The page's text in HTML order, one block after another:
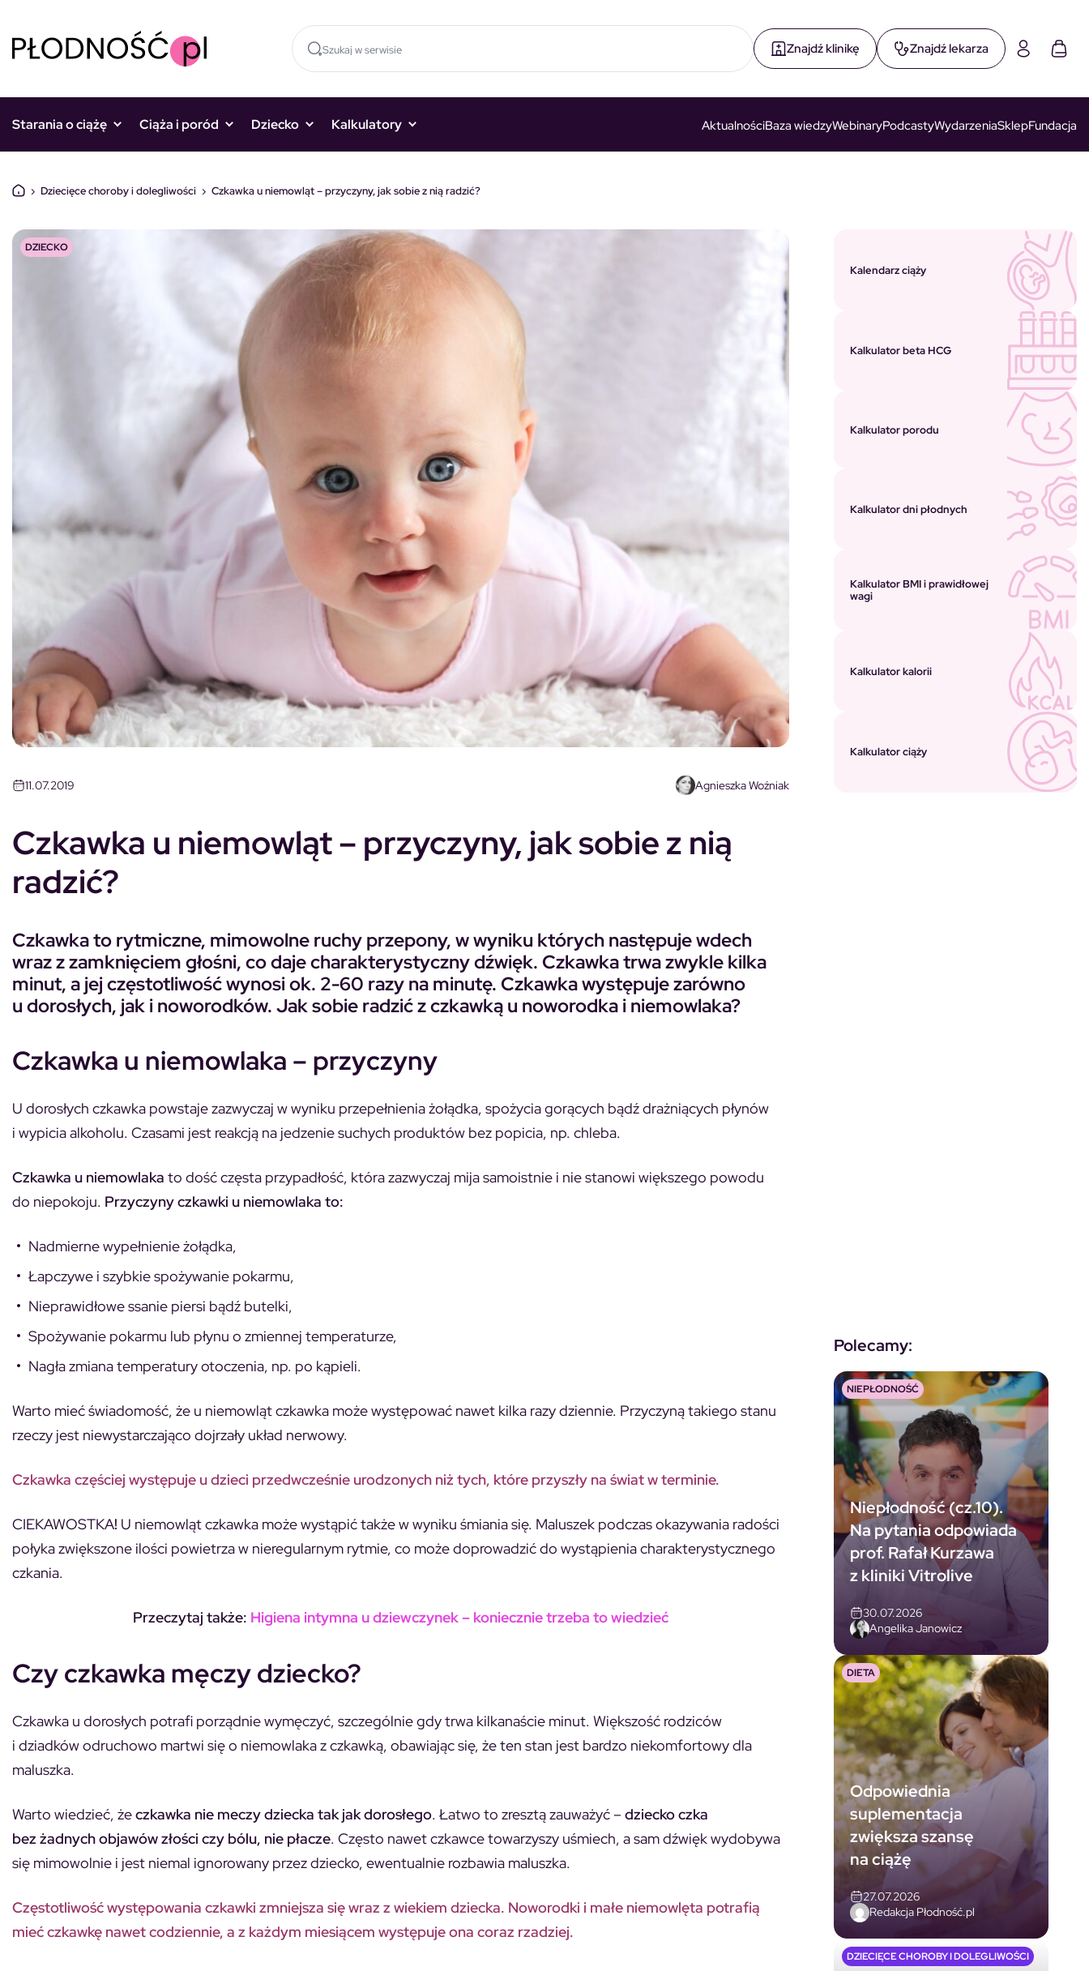
Znajdź klinikę Znajdź lekarza
Starania o ciążę Ciąża i poród Dziecko Kalkulatory AktualnościBaza wiedzyWebinaryPodcastyWydarzeniaSklepFundacja
› Dziecięce choroby i dolegliwości › Czkawka u niemowląt – przyczyny, jak sobie z nią radzić?
DZIECKO
11.07.2019 Agnieszka Woźniak
Czkawka u niemowląt – przyczyny, jak sobie z nią
radzić?
Czkawka to rytmiczne, mimowolne ruchy przepony, w wyniku których następuje wdech
wraz z zamknięciem głośni, co daje charakterystyczny dźwięk. Czkawka trwa zwykle kilka
minut, a jej częstotliwość wynosi ok. 2-60 razy na minutę. Czkawka występuje zarówno
u dorosłych, jak i noworodków. Jak sobie radzić z czkawką u noworodka i niemowlaka?
Czkawka u niemowlaka – przyczyny
U dorosłych czkawka powstaje zazwyczaj w wyniku przepełnienia żołądka, spożycia gorących bądź drażniących płynów
i wypicia alkoholu. Czasami jest reakcją na jedzenie suchych produktów bez popicia, np. chleba.
Czkawka u niemowlaka to dość częsta przypadłość, która zazwyczaj mija samoistnie i nie stanowi większego powodu
do niepokoju. Przyczyny czkawki u niemowlaka to:
Nadmierne wypełnienie żołądka,
Łapczywe i szybkie spożywanie pokarmu,
Nieprawidłowe ssanie piersi bądź butelki,
Spożywanie pokarmu lub płynu o zmiennej temperaturze,
Nagła zmiana temperatury otoczenia, np. po kąpieli.
Warto mieć świadomość, że u niemowląt czkawka może występować nawet kilka razy dziennie. Przyczyną takiego stanu
rzeczy jest niewystarczająco dojrzały układ nerwowy.
Czkawka częściej występuje u dzieci przedwcześnie urodzonych niż tych, które przyszły na świat w terminie.
CIEKAWOSTKA! U niemowląt czkawka może wystąpić także w wyniku śmiania się. Maluszek podczas okazywania radości
połyka zwiększone ilości powietrza w nieregularnym rytmie, co może doprowadzić do wystąpienia charakterystycznego
czkania.
Przeczytaj także: Higiena intymna u dziewczynek – koniecznie trzeba to wiedzieć
Czy czkawka męczy dziecko?
Czkawka u dorosłych potrafi porządnie wymęczyć, szczególnie gdy trwa kilkanaście minut. Większość rodziców
i dziadków odruchowo martwi się o niemowlaka z czkawką, obawiając się, że ten stan jest bardzo niekomfortowy dla
maluszka.
Warto wiedzieć, żeczkawka nie meczy dziecka tak jak dorosłego. Łatwo to zresztą zauważyć – dziecko czka
bez żadnych objawów złości czy bólu, nie płacze. Często nawet czkawce towarzyszy uśmiech, a sam dźwięk wydobywa
się mimowolnie i jest niemal ignorowany przez dziecko, ewentualnie rozbawia maluszka.
Częstotliwość występowania czkawki zmniejsza się wraz z wiekiem dziecka. Noworodki i małe niemowlęta potrafią
mieć czkawkę nawet codziennie, a z każdym miesiącem występuje ona coraz rzadziej.
Kalendarz ciąży
Kalkulator beta HCG
Kalkulator porodu
Kalkulator dni płodnych
Kalkulator BMI i prawidłowej
wagi
Kalkulator kalorii
Kalkulator ciąży
Polecamy:
Niepłodność (cz.10).
Na pytania odpowiada
prof. Rafał Kurzawa
z kliniki Vitrolive
30.07.2026
Angelika Janowicz
NIEPŁODNOŚĆ
Odpowiednia
suplementacja
zwiększa szansę
na ciążę
27.07.2026
Redakcja Płodność.pl
DIETA
DZIECIĘCE CHOROBY I DOLEGLIWOŚCI